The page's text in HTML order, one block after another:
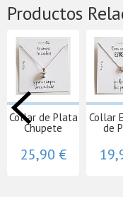
Productos
Collar de Plata
Chupete
25,90 €
Collar
de